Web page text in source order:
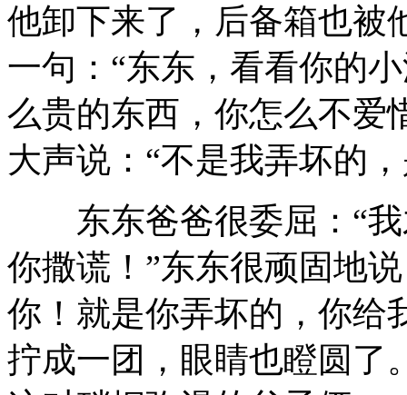
他卸下来了，后备箱也被
一句：“东东，看看你的
么贵的东西，你怎么不爱
大声说：“不是我弄坏的
东东爸爸很委屈：“我
你撒谎！”东东很顽固地
你！就是你弄坏的，你给
拧成一团，眼睛也瞪圆了